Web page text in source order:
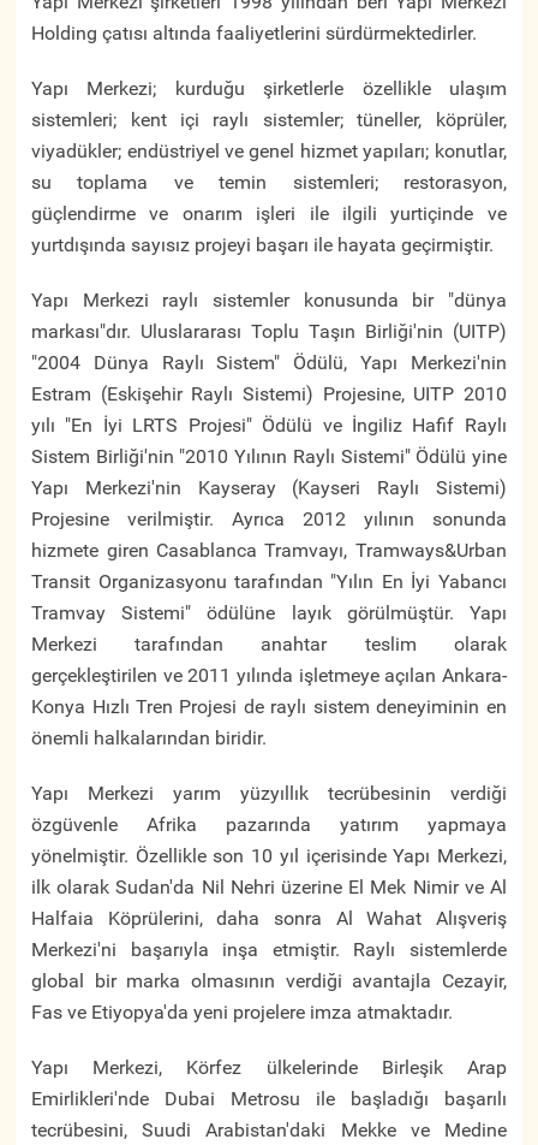
Holding çatısı altında faaliyetlerini sürdürmektedirler.
Yapı Merkezi; kurduğu şirketlerle özellikle ulaşım
sistemleri; kent içi raylı sistemler; tüneller, köprüler,
viyadükler; endüstriyel ve genel hizmet yapıları; konutlar,
su toplama ve temin sistemleri; restorasyon,
güçlendirme ve onarım işleri ile ilgili yurtiçinde ve
yurtdışında sayısız projeyi başarı ile hayata geçirmiştir.
Yapı Merkezi raylı sistemler konusunda bir "dünya
markası"dır. Uluslararası Toplu Taşın Birliği'nin (UITP)
"2004 Dünya Raylı Sistem" Ödülü, Yapı Merkezi'nin
Estram (Eskişehir Raylı Sistemi) Projesine, UITP 2010
yılı "En İyi LRTS Projesi" Ödülü ve İngiliz Hafif Raylı
Sistem Birliği'nin "2010 Yılının Raylı Sistemi" Ödülü yine
Yapı Merkezi'nin Kayseray (Kayseri Raylı Sistemi)
Projesine verilmiştir. Ayrıca 2012 yılının sonunda
hizmete giren Casablanca Tramvayı, Tramways&Urban
Transit Organizasyonu tarafından "Yılın En İyi Yabancı
Tramvay Sistemi" ödülüne layık görülmüştür. Yapı
Merkezi tarafından anahtar teslim olarak
gerçekleştirilen ve 2011 yılında işletmeye açılan Ankara-
Konya Hızlı Tren Projesi de raylı sistem deneyiminin en
önemli halkalarından biridir.
Yapı Merkezi yarım yüzyıllık tecrübesinin verdiği
özgüvenle Afrika pazarında yatırım yapmaya
yönelmiştir. Özellikle son 10 yıl içerisinde Yapı Merkezi,
ilk olarak Sudan'da Nil Nehri üzerine El Mek Nimir ve Al
Halfaia Köprülerini, daha sonra Al Wahat Alışveriş
Merkezi'ni başarıyla inşa etmiştir. Raylı sistemlerde
global bir marka olmasının verdiği avantajla Cezayir,
Fas ve Etiyopya'da yeni projelere imza atmaktadır.
Yapı Merkezi, Körfez ülkelerinde Birleşik Arap
Emirlikleri'nde Dubai Metrosu ile başladığı başarılı
tecrübesini, Suudi Arabistan'daki Mekke ve Medine